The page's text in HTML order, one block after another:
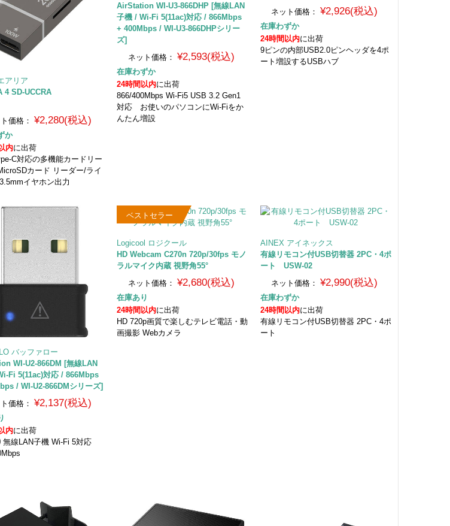
アリア
4 SD-UCCRA
価格： ¥2,280(税込)
か
内に出荷
C対応の多機能カードリー
カード リーダー/ライ
イヤホン出力
AirStation WI-U3-866DHP [無線LAN
子機 / Wi-Fi 5(11ac)対応 / 866Mbps
+ 400Mbps / WI-U3-866DHPシリー
ズ]
ネット価格：
¥2,593(税込)
在庫わずか
24時間以内に出荷
866/400Mbps Wi-Fi5 USB 3.2 Gen1
対応 お使いのパソコンにWi-Fiをか
んたん増設
ネット価格：
¥2,926(税込)
在庫わずか
24時間以内に出荷
9ピンの内部USB2.0ピンヘッダを4ポ
ート増設するUSBハブ
バッファロー
WI-U2-866DM [無線LAN
Fi 5(11ac)対応 / 866Mbps
/ WI-U2-866DMシリーズ]
価格： ¥2,137(税込)
内に出荷
無線LAN子機 Wi-Fi 5対応
ベストセラー
Logicool ロジクール
HD Webcam C270n 720p/30fps モノ
ラルマイク内蔵 視野角55°
ネット価格：
¥2,680(税込)
在庫あり
24時間以内に出荷
HD 720p画質で楽しむテレビ電話・動
画撮影 Webカメラ
AINEX アイネックス
有線リモコン付USB切替器 2PC・4ポ
ート USW-02
ネット価格：
¥2,990(税込)
在庫わずか
24時間以内に出荷
有線リモコン付USB切替器 2PC・4ポ
ート